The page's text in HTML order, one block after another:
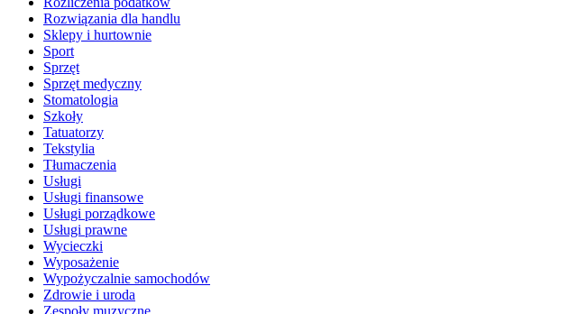
Rozwiązania dla handlu
Sklepy i hurtownie
Sport
Sprzęt
Sprzęt medyczny
Stomatologia
Szkoły
Tatuatorzy
Tekstylia
Tłumaczenia
Usługi
Usługi finansowe
Usługi porządkowe
Usługi prawne
Wycieczki
Wyposażenie
Wypożyczalnie samochodów
Zdrowie i uroda
Zespoły muzyczne